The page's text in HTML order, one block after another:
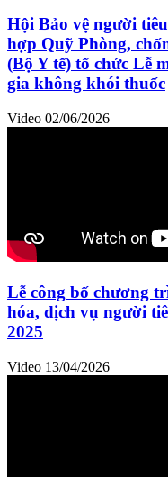
Hội Bảo vệ người
hợp Quỹ Phòng,
(Bộ Y tế) tổ chức Lễ
gia không khói thuốc
Video 02/06/2026
Lễ công bố chương
hóa, dịch vụ người
2025
Video 13/04/2026